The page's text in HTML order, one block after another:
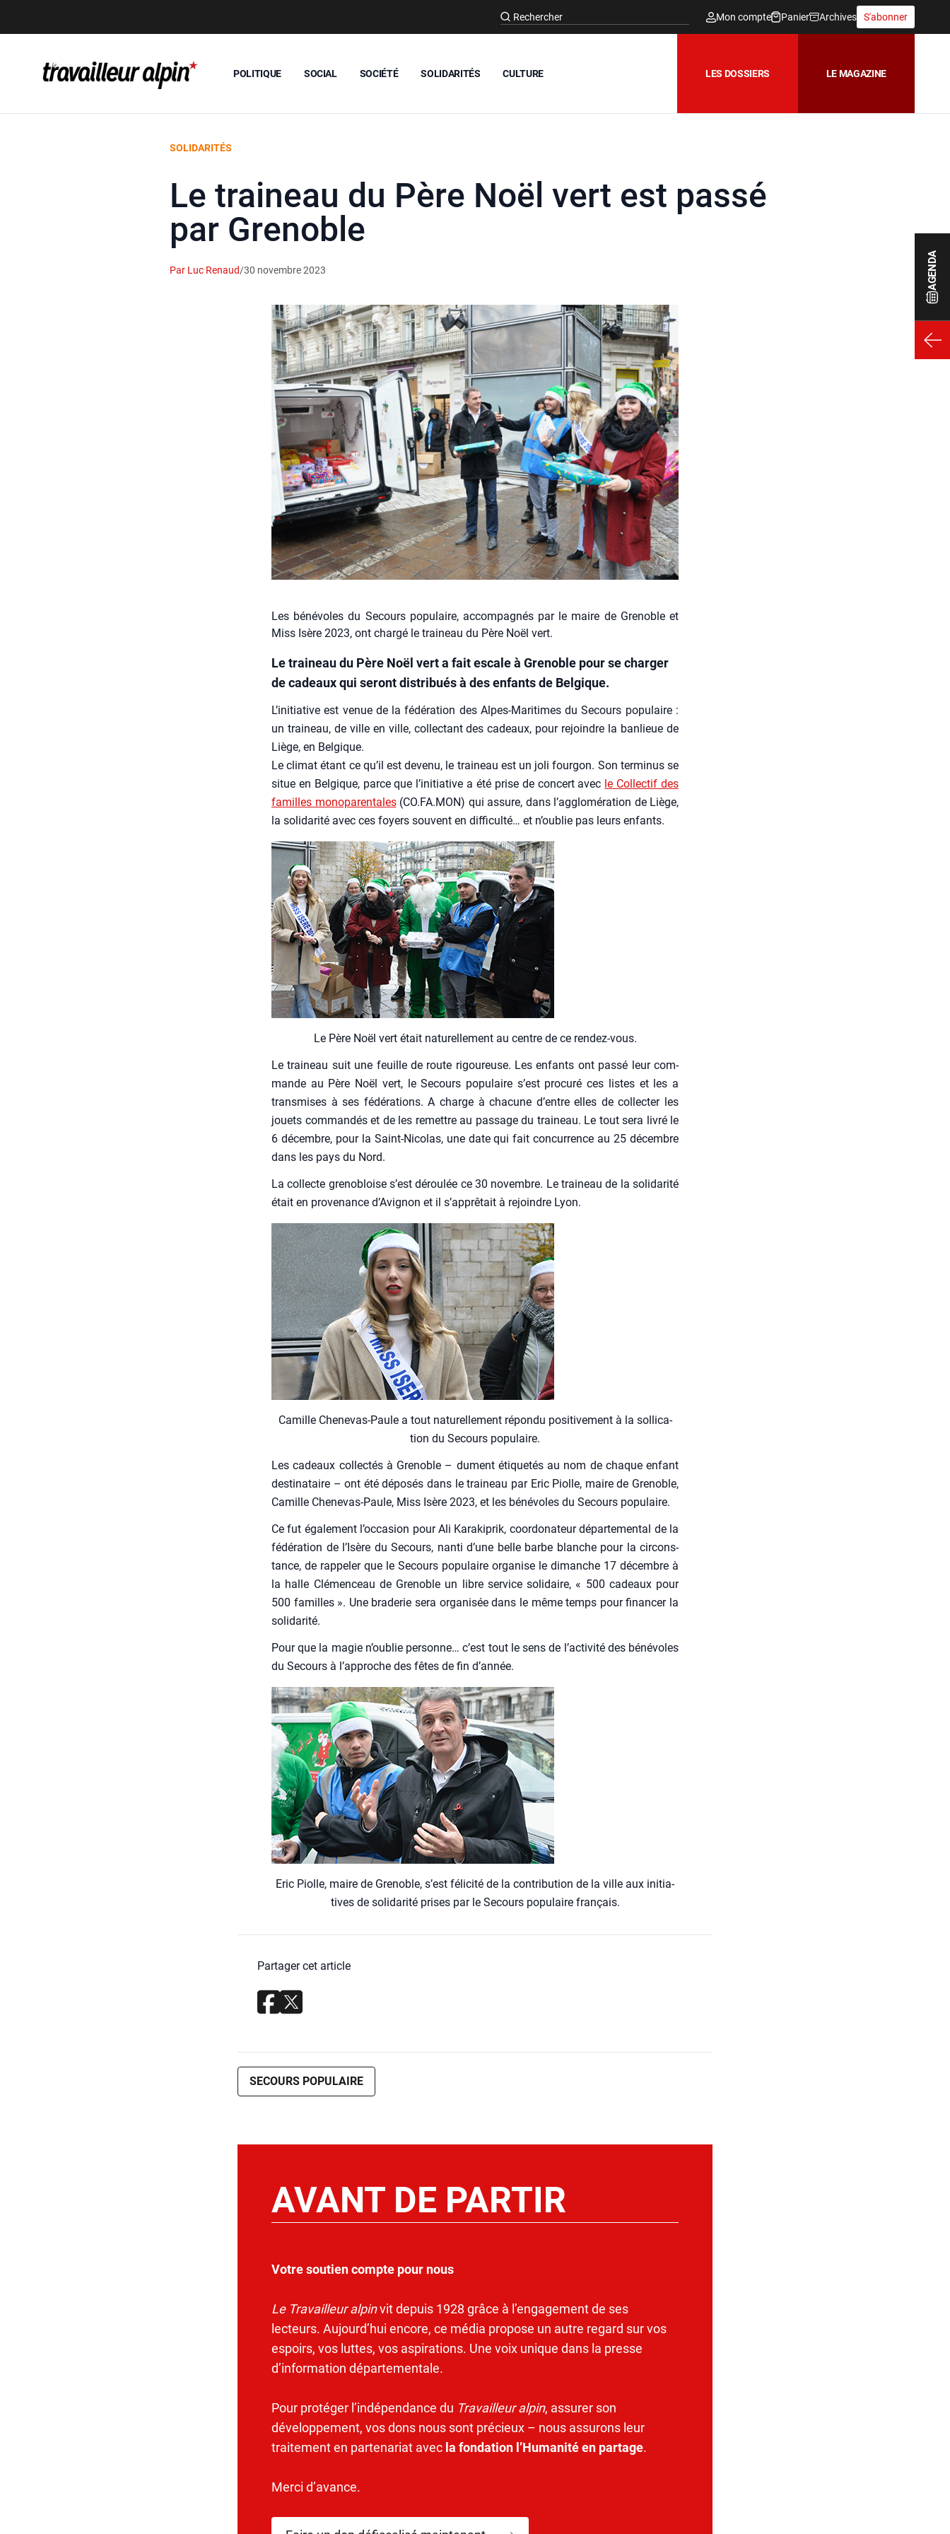
AGENDA
Mon compte Panier Archives S'abonner
POLITIQUE SOCIAL SOCIÉTÉ SOLIDARITÉS CULTURE LES DOSSIERS LE MAGAZINE
SOLIDARITÉS
Le traineau du Père Noël vert est passé
par Grenoble
Par Luc Renaud/30 novembre 2023
Les bénévoles du Secours populaire, accompagnés par le maire de Grenoble et
Miss Isère 2023, ont chargé le traineau du Père Noël vert.
Le traineau du Père Noël vert a fait escale à Grenoble pour se charger
de cadeaux qui seront distribués à des enfants de Belgique.
L’initiative est venue de la fédé­ra­tion des Alpes-Mari­times du Secours popu­laire :
un trai­neau, de ville en ville, col­lec­tant des cadeaux, pour rejoindre la ban­lieue de
Liège, en Bel­gique.
Le cli­mat étant ce qu’il est deve­nu, le trai­neau est un joli four­gon. Son ter­mi­nus se
situe en Bel­gique, parce que l’initiative a été prise de concert avec le Col­lec­tif des
familles mono­pa­ren­tales(CO.FA.MON) qui assure, dans l’ag­glo­mé­ra­tion de Liège,
la soli­da­ri­té avec ces foyers sou­vent en dif­fi­cul­té… et n’oublie pas leurs enfants.
Le Père Noël vert était natu­rel­le­ment au centre de ce ren­dez-vous.
Le trai­neau suit une feuille de route rigou­reuse. Les enfants ont pas­sé leur com­
mande au Père Noël vert, le Secours popu­laire s’est pro­cu­ré ces listes et les a
trans­mises à ses fédé­ra­tions. A charge à cha­cune d’entre elles de col­lec­ter les
jouets com­man­dés et de les remettre au pas­sage du trai­neau. Le tout sera livré le
6 décembre, pour la Saint-Nico­las, une date qui fait concur­rence au 25 décembre
dans les pays du Nord.
La col­lecte gre­no­bloise s’est dérou­lée ce 30 novembre. Le trai­neau de la soli­da­ri­té
était en pro­ve­nance d’Avignon et il s’apprêtait à rejoindre Lyon.
Camille Che­ne­vas-Paule a tout natu­rel­le­ment répon­du posi­ti­ve­ment à la sol­li­ca­
tion du Secours popu­laire.
Les cadeaux col­lec­tés à Gre­noble – dument éti­que­tés au nom de chaque enfant
des­ti­na­taire – ont été dépo­sés dans le trai­neau par Eric Piolle, maire de Gre­noble,
Camille Che­ne­vas-Paule, Miss Isère 2023, et les béné­voles du Secours popu­laire.
Ce fut éga­le­ment l’occasion pour Ali Kara­ki­prik, coor­do­na­teur dépar­te­men­tal de la
fédé­ra­tion de l’Isère du Secours, nan­ti d’une belle barbe blanche pour la cir­cons­
tance, de rap­pe­ler que le Secours popu­laire orga­nise le dimanche 17 décembre à
la halle Clé­men­ceau de Gre­noble un libre ser­vice soli­daire, « 500 cadeaux pour
500 familles ». Une bra­de­rie sera orga­ni­sée dans le même temps pour finan­cer la
soli­da­ri­té.
Pour que la magie n’oublie per­sonne… c’est tout le sens de l’activité des béné­voles
du Secours à l’approche des fêtes de fin d’année.
Eric Piolle, maire de Gre­noble, s’est féli­ci­té de la contri­bu­tion de la ville aux ini­tia­
tives de soli­da­ri­té prises par le Secours popu­laire fran­çais.
Partager cet article
SECOURS POPULAIRE
AVANT DE PARTIR
Votre soutien compte pour nous
Le Travailleur alpinvit depuis 1928 grâce à l’engagement de ses
lecteurs. Aujourd’hui encore, ce média propose un autre regard sur vos
espoirs, vos luttes, vos aspirations. Une voix unique dans la presse
d’information départementale.
Pour protéger l’indépendance du Travailleur alpin, assurer son
développement, vos dons nous sont précieux – nous assurons leur
traitement en partenariat avec la fondation l’Humanité en partage.
Merci d’avance.